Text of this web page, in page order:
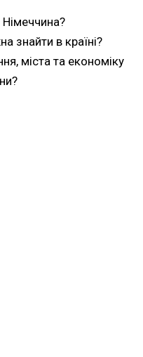
знайти в країні?
міста та економіку